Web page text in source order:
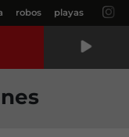
robos playas